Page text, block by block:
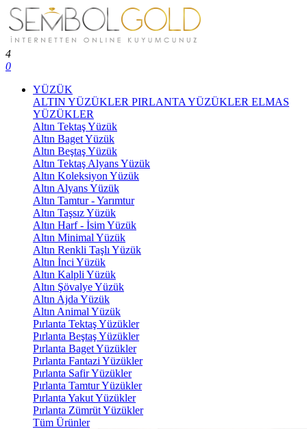
4
0
YÜZÜK
ALTIN YÜZÜKLER PIRLANTA YÜZÜKLER ELMAS
YÜZÜKLER
Altın Tektaş Yüzük
Altın Baget Yüzük
Altın Beştaş Yüzük
Altın Tektaş Alyans Yüzük
Altın Koleksiyon Yüzük
Altın Alyans Yüzük
Altın Tamtur - Yarımtur
Altın Taşsız Yüzük
Altın Harf - İsim Yüzük
Altın Minimal Yüzük
Altın Renkli Taşlı Yüzük
Altın İnci Yüzük
Altın Kalpli Yüzük
Altın Şövalye Yüzük
Altın Ajda Yüzük
Altın Animal Yüzük
Pırlanta Tektaş Yüzükler
Pırlanta Beştaş Yüzükler
Pırlanta Baget Yüzükler
Pırlanta Fantazi Yüzükler
Pırlanta Safir Yüzükler
Pırlanta Tamtur Yüzükler
Pırlanta Yakut Yüzükler
Pırlanta Zümrüt Yüzükler
Tüm Ürünler